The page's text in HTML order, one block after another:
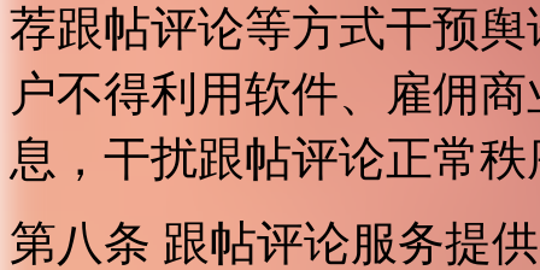
荐跟帖评论等方式干预
户不得利用软件、雇佣
息，干扰跟帖评论正常
第八条 跟帖评论服务提